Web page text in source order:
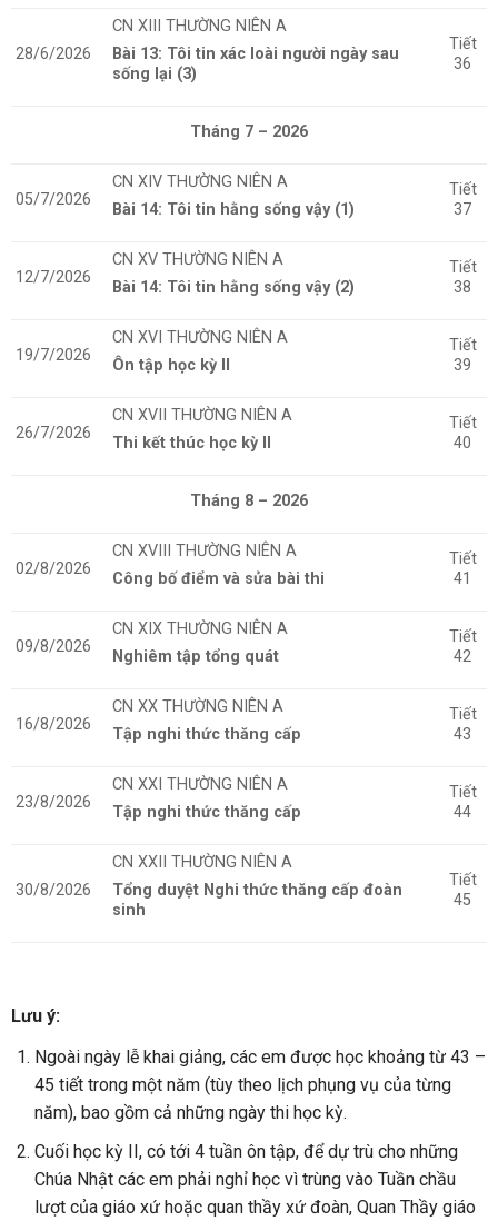
28/6/2026
CN XIII THƯỜNG NIÊN A
Bài 13: Tôi tin xác loài người ngày sau
sống lại (3)
Tiết
36
Tháng 7 – 2026
05/7/2026
CN XIV THƯỜNG NIÊN A
Bài 14: Tôi tin hằng sống vậy (1)
Tiết
37
12/7/2026
CN XV THƯỜNG NIÊN A
Bài 14: Tôi tin hằng sống vậy (2)
Tiết
38
19/7/2026
CN XVI THƯỜNG NIÊN A
Ôn tập học kỳ II
Tiết
39
26/7/2026
CN XVII THƯỜNG NIÊN A
Thi kết thúc học kỳ II
Tiết
40
Tháng 8 – 2026
02/8/2026
CN XVIII THƯỜNG NIÊN A
Công bố điểm và sửa bài thi
Tiết
41
09/8/2026
CN XIX THƯỜNG NIÊN A
Nghiêm tập tổng quát
Tiết
42
16/8/2026
CN XX THƯỜNG NIÊN A
Tập nghi thức thăng cấp
Tiết
43
23/8/2026
CN XXI THƯỜNG NIÊN A
Tập nghi thức thăng cấp
Tiết
44
30/8/2026
CN XXII THƯỜNG NIÊN A
Tổng duyệt Nghi thức thăng cấp đoàn
sinh
Tiết
45
Lưu ý:
Ngoài ngày lễ khai giảng, các em được học khoảng từ 43 –
45 tiết trong một năm (tùy theo lịch phụng vụ của từng
năm), bao gồm cả những ngày thi học kỳ.
Cuối học kỳ II, có tới 4 tuần ôn tập, để dự trù cho những
Chúa Nhật các em phải nghỉ học vì trùng vào Tuần chầu
lượt của giáo xứ hoặc quan thầy xứ đoàn, Quan Thầy giáo